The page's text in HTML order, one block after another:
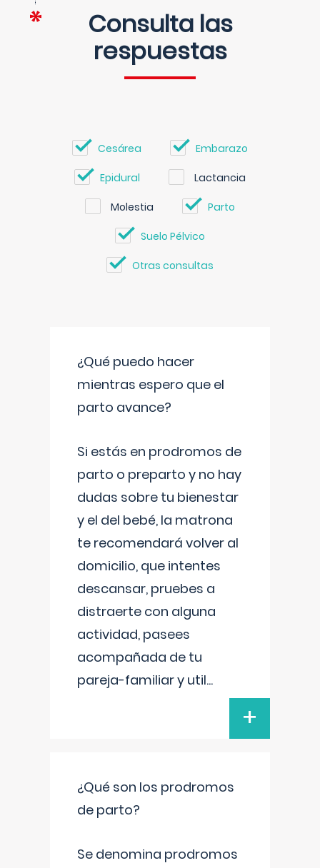
Consulta las
respuestas
Cesárea Embarazo
Epidural Lactancia
Molestia Parto
Suelo Pélvico
Otras consultas
¿Qué puedo hacer
mientras espero que el
parto avance?
Si estás en prodromos de
parto o preparto y no hay
dudas sobre tu bienestar
y el del bebé, la matrona
te recomendará volver al
domicilio, que intentes
descansar, pruebes a
distraerte con alguna
actividad, pasees
acompañada de tu
pareja-familiar y util...
+
¿Qué son los prodromos
de parto?
Se denomina prodromos